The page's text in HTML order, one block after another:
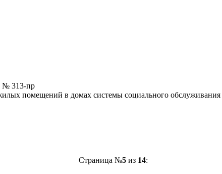
№ 313-пр
помещений в домах системы социального
Страница №5из 14: